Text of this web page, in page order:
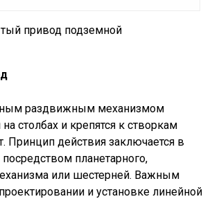
привод подземной
раздвижным механизмом
столбах и крепятся к створкам
Принцип действия заключается в
планетарного,
или шестерней. Важным
и установке линейной